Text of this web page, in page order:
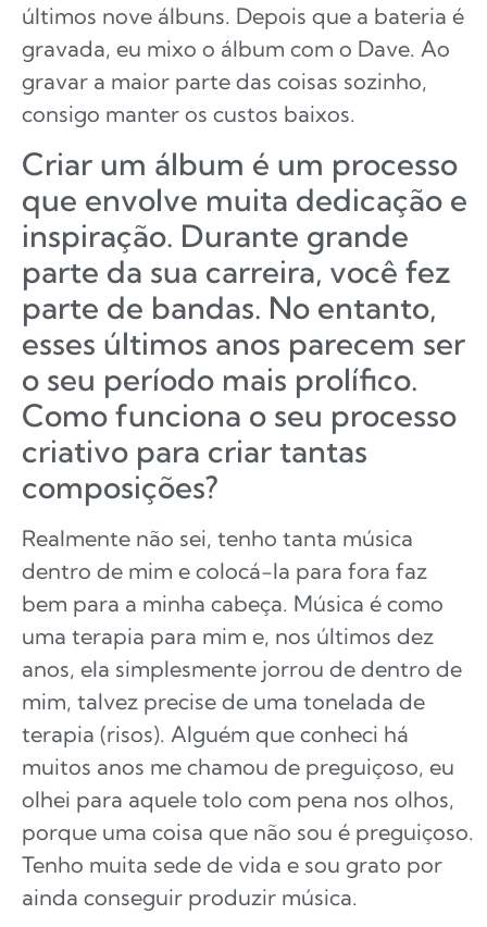
últimos nove álbuns. Depois que a bateria é
gravada, eu mixo o álbum com o Dave. Ao
gravar a maior parte das coisas sozinho,
consigo manter os custos baixos.
Criar um álbum é um processo
que envolve muita dedicação e
inspiração. Durante grande
parte da sua carreira, você fez
parte de bandas. No entanto,
esses últimos anos parecem ser
o seu período mais prolífico.
Como funciona o seu processo
criativo para criar tantas
composições?
Realmente não sei, tenho tanta música
dentro de mim e colocá-la para fora faz
bem para a minha cabeça. Música é como
uma terapia para mim e, nos últimos dez
anos, ela simplesmente jorrou de dentro de
mim, talvez precise de uma tonelada de
terapia (risos). Alguém que conheci há
muitos anos me chamou de preguiçoso, eu
olhei para aquele tolo com pena nos olhos,
porque uma coisa que não sou é preguiçoso.
Tenho muita sede de vida e sou grato por
ainda conseguir produzir música.